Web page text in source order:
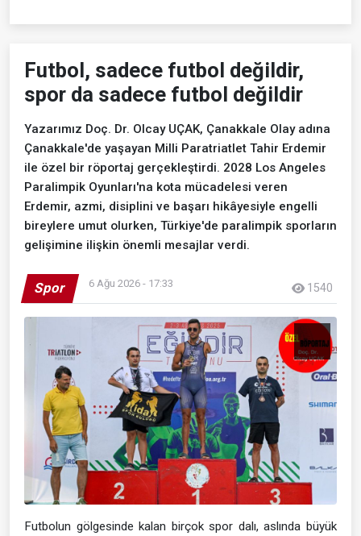
Futbol, sadece futbol değildir,
spor da sadece futbol değildir
Yazarımız Doç. Dr. Olcay UÇAK, Çanakkale Olay adına
Çanakkale'de yaşayan Milli Paratriatlet Tahir Erdemir
ile özel bir röportaj gerçekleştirdi. 2028 Los Angeles
Paralimpik Oyunları'na kota mücadelesi veren
Erdemir, azmi, disiplini ve başarı hikâyesiyle engelli
bireylere umut olurken, Türkiye'de paralimpik sporların
gelişimine ilişkin önemli mesajlar verdi.
Spor 6 Ağu 2026 - 17:33 1540
Futbolun gölgesinde kalan birçok spor dalı, aslında büyük